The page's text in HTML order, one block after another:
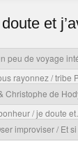
et
peu de voyage
rayonnez / tribe
Christophe de
/ je doute
improviser / Et